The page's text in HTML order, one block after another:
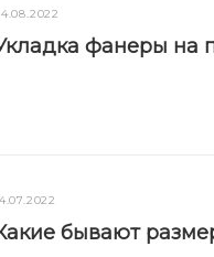
фанеры на
бывают